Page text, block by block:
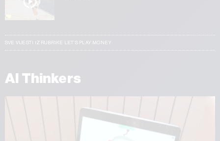
SVE VIJESTI IZ RUBRIKE LET’S PLAY MONEY
AI Thinkers